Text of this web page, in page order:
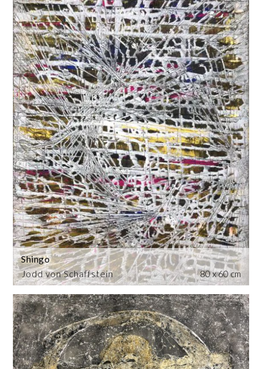
Jodd von Schaffstein
Shingo
80 x 60 cm